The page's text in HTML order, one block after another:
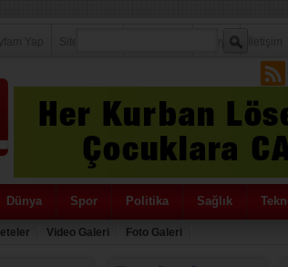
Dünya Spor Politika Sağlık
Video Galeri Foto Galeri